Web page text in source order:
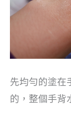
先均勻的塗在
的，整個手背